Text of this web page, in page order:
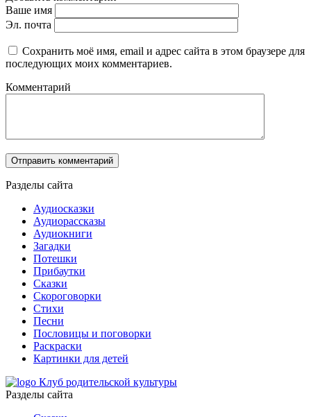
Ваше имя
Эл. почта
Сохранить моё имя, email и адрес сайта в этом браузере для
последующих моих комментариев.
Комментарий
Разделы сайта
Аудиосказки
Аудиорассказы
Аудиокниги
Загадки
Потешки
Прибаутки
Сказки
Скороговорки
Стихи
Песни
Пословицы и поговорки
Раскраски
Картинки для детей
Клуб родительской культуры
Разделы сайта